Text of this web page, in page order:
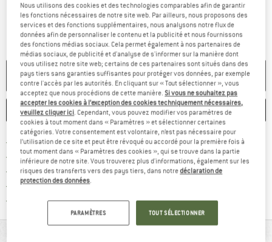
PLUS DISPONIBLE
ENREGISTRER COMPARER
Livraison gratuite dès 69 € (FR)Trouve les infos sur la
Droit de retour de 100 joursTrouve les informations de
> 4 000 000 clients satisfaits
Tous les articles disponibles
Protection des acheteurs de Trusted ShopsTrouve toutes les
Nous utilisons des cookies et des technologies comparables afin de garantir
les fonctions nécessaires de notre site web. Par ailleurs, nous proposons des
services et des fonctions supplémentaires, nous analysons notre flux de
données afin de personnaliser le contenu et la publicité et nous fournissons
des fonctions médias sociaux. Cela permet également à nos partenaires de
médias sociaux, de publicité et d'analyse de s'informer sur la manière dont
vous utilisez notre site web; certains de ces partenaires sont situés dans des
pays tiers sans garanties suffisantes pour protéger vos données, par exemple
contre l'accès par les autorités. En cliquant sur « Tout sélectionner », vous
acceptez que nous procédions de cette manière.Si vous ne souhaitez pas
accepter les cookies à l’exception des cookies techniquement nécessaires,
veuillez cliquer ici. Cependant, vous pouvez modifier vos paramètres de
cookies à tout moment dans « Paramètres » et sélectionner certaines
catégories. Votre consentement est volontaire, n’est pas nécessaire pour
l’utilisation de ce site et peut être révoqué ou accordé pour la première fois à
tout moment dans « Paramètres des cookies », qui se trouve dans la partie
inférieure de notre site. Vous trouverez plus d'informations, également sur les
risques des transferts vers des pays tiers, dans notredéclaration de
protection des données.
PARAMÈTRES TOUT SÉLECTIONNER